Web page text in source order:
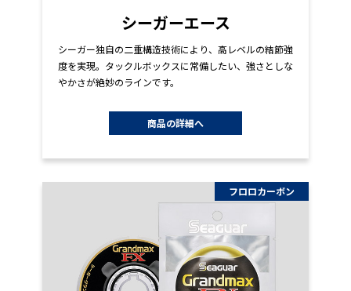
シーガーエース
シーガー独自の二重構造技術により、高レベルの結節強
度を実現。タックルボックスに常備したい、強さとしな
やかさが絶妙のラインです。
商品の詳細へ
フロロカーボン